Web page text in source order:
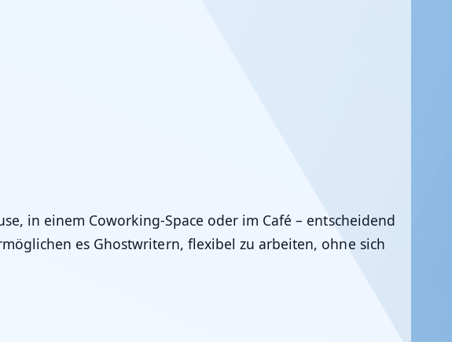
in einem Coworking-Space oder im Café – entscheidend
es Ghostwritern, flexibel zu arbeiten, ohne sich